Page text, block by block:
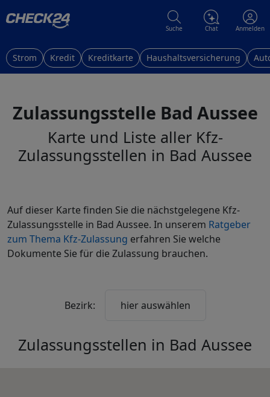
Suche Chat Anmelden
Strom Kredit Kreditkarte Haushaltsversicherung
Zulassungsstelle Bad Aussee
Karte und Liste aller Kfz-
Zulassungsstellen in Bad Aussee
Auf dieser Karte finden Sie die nächstgelegene Kfz-
Zulassungsstelle in Bad Aussee. In unserem Ratgeber
zum Thema Kfz-Zulassung erfahren Sie welche
Dokumente Sie für die Zulassung brauchen.
Bezirk: hier auswählen
Zulassungsstellen in Bad Aussee